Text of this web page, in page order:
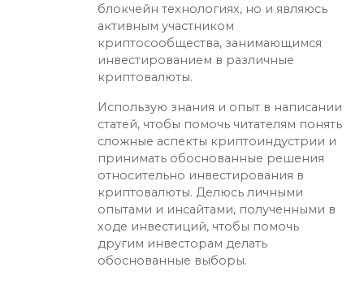
блокчейн технологиях, но и являюсь
активным участником
криптосообщества, занимающимся
инвестированием в различные
криптовалюты.
Использую знания и опыт в написании
статей, чтобы помочь читателям понять
сложные аспекты криптоиндустрии и
принимать обоснованные решения
относительно инвестирования в
криптовалюты. Делюсь личными
опытами и инсайтами, полученными в
ходе инвестиций, чтобы помочь
другим инвесторам делать
обоснованные выборы.